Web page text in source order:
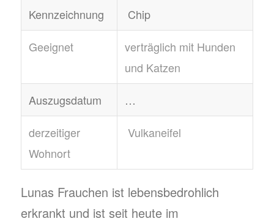
Kennzeichnung Chip
Geeignet
verträglich mit Hunden
und Katzen
Auszugsdatum …
derzeitiger
Wohnort
Vulkaneifel
Lunas Frauchen ist lebensbedrohlich
erkrankt und ist seit heute im